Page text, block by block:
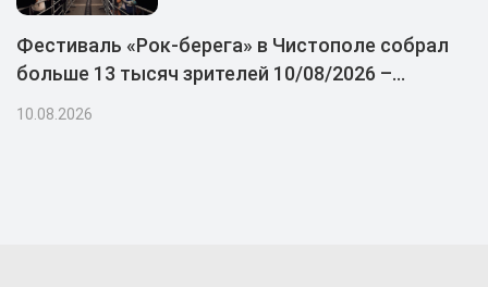
Фестиваль «Рок-берега» в Чистополе собрал
больше 13 тысяч зрителей 10/08/2026 –
10.08.2026